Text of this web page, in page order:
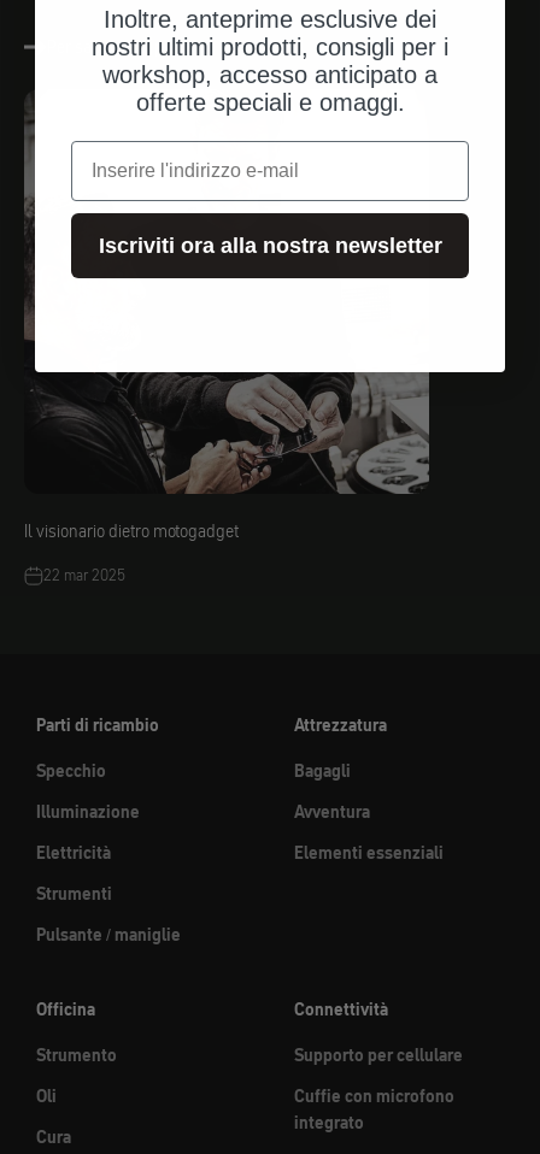
Per saperne di più
Il visionario dietro motogadget
22 mar 2025
Parti di ricambio
Specchio
Illuminazione
Elettricità
Strumenti
Pulsante / maniglie
Attrezzatura
Bagagli
Avventura
Elementi essenziali
Officina
Strumento
Oli
Cura
Connettività
Supporto per cellulare
Cuffie con microfono
integrato
Inoltre, anteprime esclusive dei
nostri ultimi prodotti, consigli per i
workshop, accesso anticipato a
offerte speciali e omaggi.
e-mail
Iscriviti ora alla nostra newsletter